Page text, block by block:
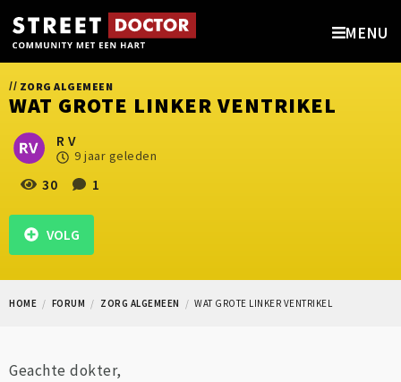
MENU
// ZORG ALGEMEEN
WAT GROTE LINKER VENTRIKEL
R V
9 jaar geleden
30 1
VOLG
HOME FORUM ZORG ALGEMEEN WAT GROTE LINKER VENTRIKEL
Geachte dokter,